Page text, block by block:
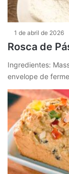
1 de abril de 2026
Rosca de
Ingredientes:
envelope de